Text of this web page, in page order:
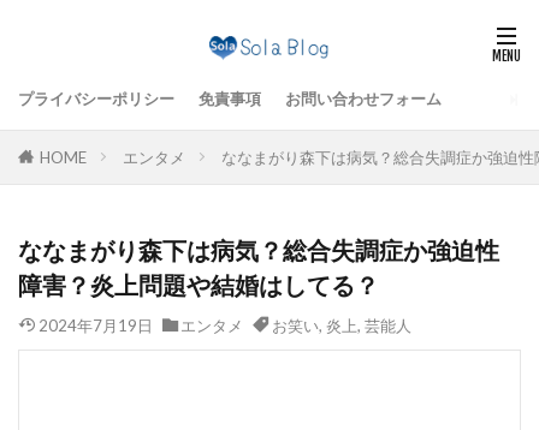
プライバシーポリシー 免責事項 お問い合わせフォーム
HOME エンタメ ななまがり森下は病気？総合失調症か強迫
ななまがり森下は病気？総合失調症か強迫性
障害？炎上問題や結婚はしてる？
2024年7月19日 エンタメ お笑い, 炎上, 芸能人